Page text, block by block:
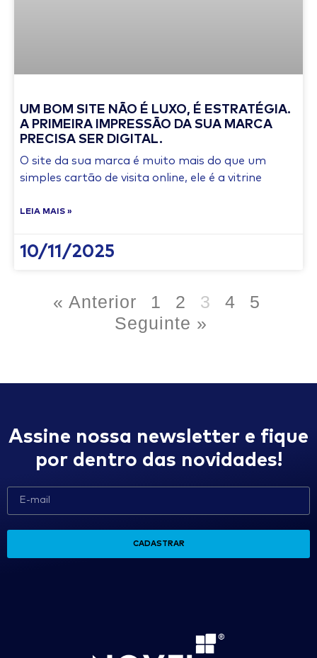
UM BOM SITE NÃO É LUXO, É ESTRATÉGIA.
A PRIMEIRA IMPRESSÃO DA SUA MARCA
PRECISA SER DIGITAL.
O site da sua marca é muito mais do que um
simples cartão de visita online, ele é a vitrine
LEIA MAIS »
10/11/2025
« Anterior 1 2 3 4
5
Seguinte »
Assine nossa newsletter e fique
por dentro das novidades!
CADASTRAR